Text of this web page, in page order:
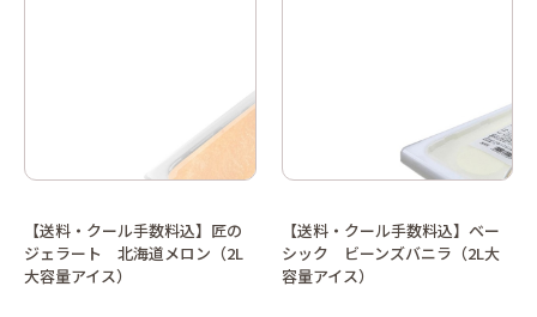
【送料・クール手数料込】匠の
ジェラート 北海道メロン（2L
大容量アイス）
【送料・クール手数料込】ベー
シック ビーンズバニラ（2L大
容量アイス）